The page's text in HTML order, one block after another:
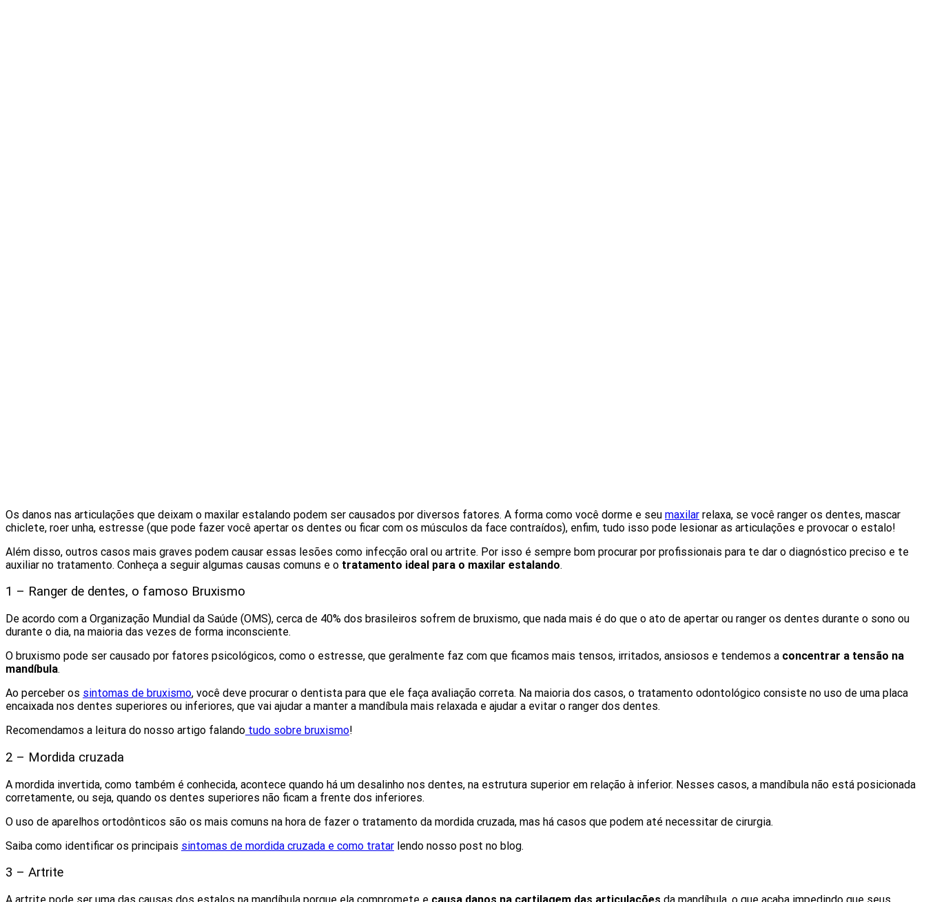
Os danos nas articulações que deixam o maxilar estalando podem ser causados por diversos fatores. A forma como você dorme e seu maxilar relaxa, se você ranger os dentes, mascar
chiclete, roer unha, estresse (que pode fazer você apertar os dentes ou ficar com os músculos da face contraídos), enfim, tudo isso pode lesionar as articulações e provocar o estalo!
Além disso, outros casos mais graves podem causar essas lesões como infecção oral ou artrite. Por isso é sempre bom procurar por profissionais para te dar o diagnóstico preciso e te
auxiliar no tratamento. Conheça a seguir algumas causas comuns e o tratamento ideal para o maxilar estalando.
1 – Ranger de dentes, o famoso Bruxismo
De acordo com a Organização Mundial da Saúde (OMS), cerca de 40% dos brasileiros sofrem de bruxismo, que nada mais é do que o ato de apertar ou ranger os dentes durante o sono ou
durante o dia, na maioria das vezes de forma inconsciente.
O bruxismo pode ser causado por fatores psicológicos, como o estresse, que geralmente faz com que ficamos mais tensos, irritados, ansiosos e tendemos a concentrar a tensão na
mandíbula.
Ao perceber os sintomas de bruxismo, você deve procurar o dentista para que ele faça avaliação correta. Na maioria dos casos, o tratamento odontológico consiste no uso de uma placa
encaixada nos dentes superiores ou inferiores, que vai ajudar a manter a mandíbula mais relaxada e ajudar a evitar o ranger dos dentes.
Recomendamos a leitura do nosso artigo falando tudo sobre bruxismo!
2 – Mordida cruzada
A mordida invertida, como também é conhecida, acontece quando há um desalinho nos dentes, na estrutura superior em relação à inferior. Nesses casos, a mandíbula não está posicionada
corretamente, ou seja, quando os dentes superiores não ficam a frente dos inferiores.
O uso de aparelhos ortodônticos são os mais comuns na hora de fazer o tratamento da mordida cruzada, mas há casos que podem até necessitar de cirurgia.
Saiba como identificar os principais sintomas de mordida cruzada e como tratar lendo nosso post no blog.
3 – Artrite